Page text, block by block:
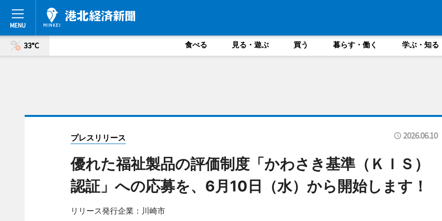
33°C 食べる 見る・遊ぶ 買う 暮らす・働く 学ぶ・知る
プレスリリース 2026.06.10
優れた福祉製品の評価制度「かわさき基準（ＫＩＳ）
認証」への応募を、6月10日（水）から開始します！
リリース発行企業：川崎市